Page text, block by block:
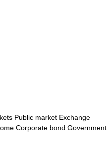
Public market Exchange
Corporate bond Government